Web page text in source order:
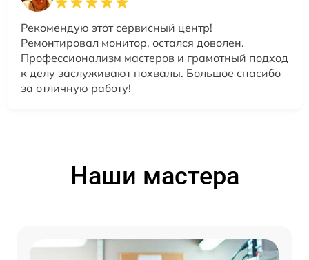
Рекомендую этот сервисный центр!
Ремонтировал монитор, остался доволен.
Профессионализм мастеров и грамотный подход
к делу заслуживают похвалы. Большое спасибо
за отличную работу!
Наши мастера